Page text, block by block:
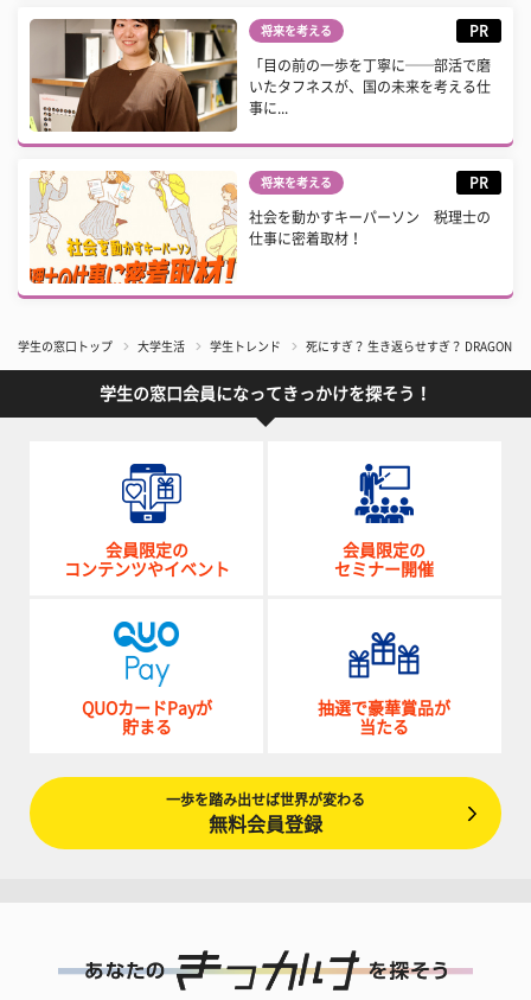
将来を考える PR
「目の前の一歩を丁寧に──部活で磨
いたタフネスが、国の未来を考える仕
事に...
将来を考える PR
社会を動かすキーパーソン 税理士の
仕事に密着取材！
学生の窓口トップ 大学生活 学生トレンド 死にすぎ？ 生き返らせすぎ？ DRAGON
学生の窓口会員になってきっかけを探そう！
会員限定の
コンテンツやイベント
会員限定の
セミナー開催
QUOカードPayが
貯まる
抽選で豪華賞品が
当たる
一歩を踏み出せば世界が変わる
無料会員登録